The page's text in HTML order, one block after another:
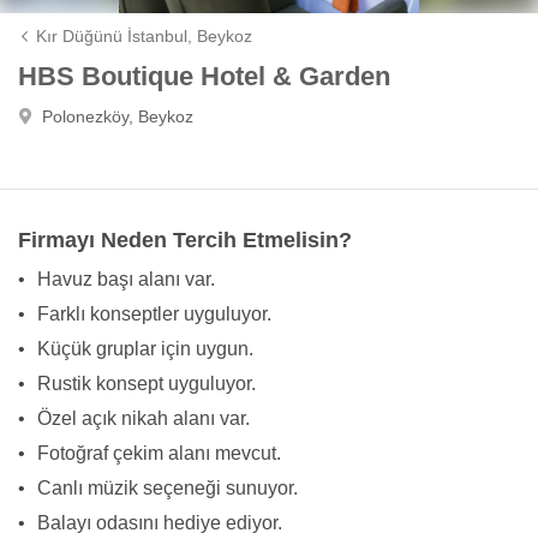
Kır Düğünü İstanbul, Beykoz
HBS Boutique Hotel & Garden
Polonezköy, Beykoz
Firmayı Neden Tercih Etmelisin?
•
Havuz başı alanı var.
•
Farklı konseptler uyguluyor.
•
Küçük gruplar için uygun.
•
Rustik konsept uyguluyor.
•
Özel açık nikah alanı var.
•
Fotoğraf çekim alanı mevcut.
•
Canlı müzik seçeneği sunuyor.
•
Balayı odasını hediye ediyor.